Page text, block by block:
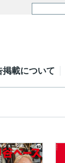
掲載について